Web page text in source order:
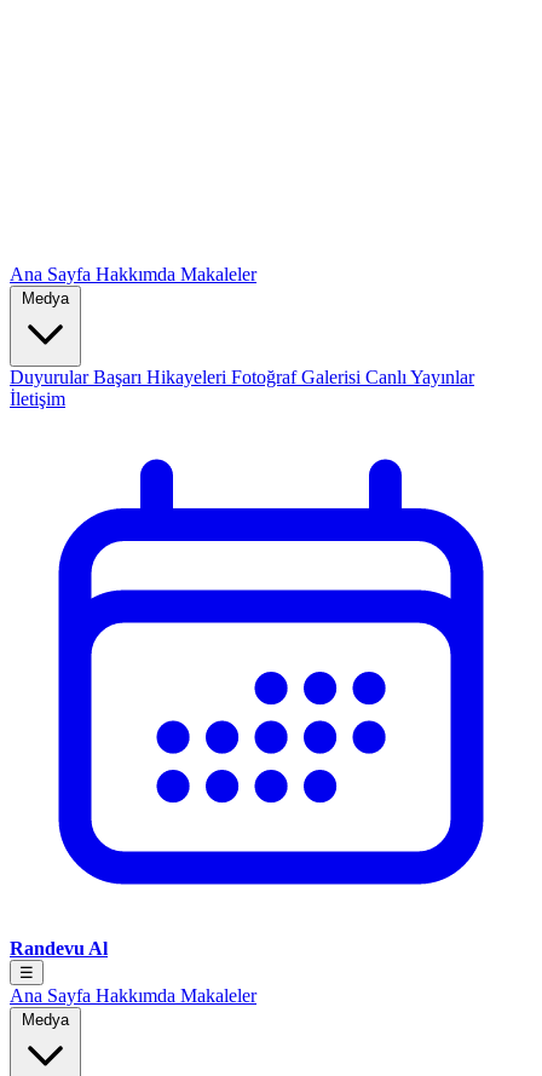
Ana Sayfa Hakkımda Makaleler
Medya
DuyurularBaşarı Hikayeleri Fotoğraf Galerisi Canlı Yayınlar
İletişim
Randevu Al
☰
Ana Sayfa Hakkımda Makaleler
Medya